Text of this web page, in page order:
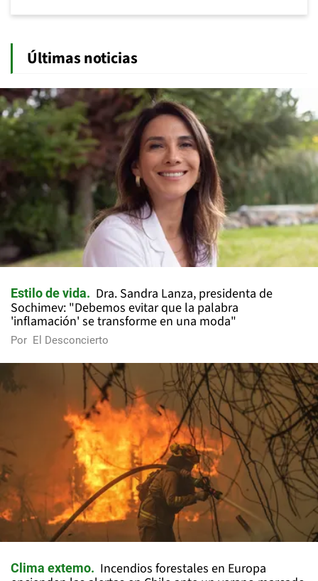
Últimas noticias
Estilo de vida
Dra. Sandra Lanza, presidenta de
Sochimev: "Debemos evitar que la palabra
'inflamación' se transforme en una moda"
Por El Desconcierto
Clima extemo
Incendios forestales en Europa